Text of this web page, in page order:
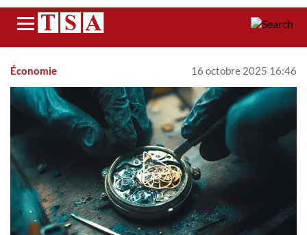
Menu
Économie 16 octobre 2025 16:46